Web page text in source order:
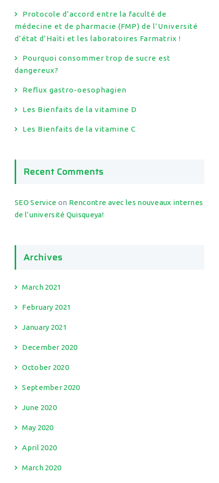
Protocole d’accord entre la faculté de
médecine et de pharmacie (FMP) de l’Université
d’état d’Haïti et les laboratoires Farmatrix !
Pourquoi consommer trop de sucre est
dangereux?
Reflux gastro-oesophagien
Les Bienfaits de la vitamine D
Les Bienfaits de la vitamine C
Recent Comments
SEO Service on Rencontre avec les nouveaux internes
de l’université Quisqueya!
Archives
March 2021
February 2021
January 2021
December 2020
October 2020
September 2020
June 2020
May 2020
April 2020
March 2020